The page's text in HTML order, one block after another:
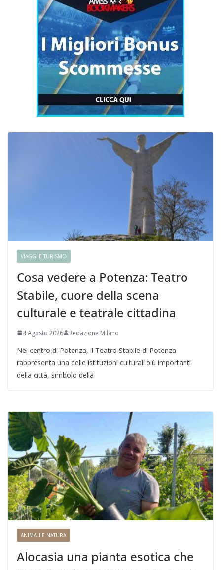
VIAGGI E TURISMO
Cosa vedere a Potenza: Teatro
Stabile, cuore della scena
culturale e teatrale cittadina
4 Agosto 2026 Redazione Milano
Nel centro di Potenza, il Teatro Stabile di Potenza
rappresenta una delle istituzioni culturali più importanti
della città, simbolo della
ANIMALI E NATURA
Alocasia una pianta esotica che